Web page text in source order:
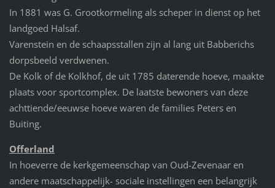
In 1881 was G. Grootkormeling als scheper in dienst op het
landgoed Halsaf.
Varenstein en de schaapsstallen zijn al lang uit Babberichs
dorpsbeeld verdwenen.
De Kolk of de Kolkhof, de uit 1785 daterende hoeve, maakte
plaats voor sportcomplex. De laatste bewoners van deze
achttiende/eeuwse hoeve waren de families Peters en
Buiting.
Offerland
In hoeverre de kerkgemeenschap van Oud-Zevenaar en
andere maatschappelijk- sociale instellingen een belangrijk